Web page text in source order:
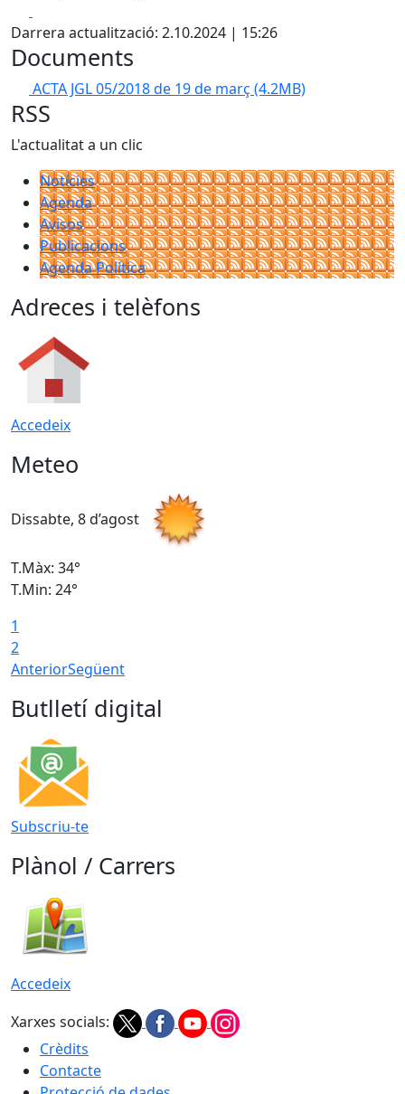
Darrera actualització: 2.10.2024 | 15:26
Documents
ACTA JGL 05/2018 de 19 de març (4.2MB)
RSS
L'actualitat a un clic
Notícies
Agenda
Avisos
Publicacions
Agenda Política
Adreces i telèfons
Accedeix
Meteo
Dissabte, 8 d’agost
T.Màx: 34°
T.Min: 24°
1
2
AnteriorSegüent
Butlletí digital
Subscriu-te
Plànol / Carrers
Accedeix
Xarxes socials:
Crèdits
Contacte